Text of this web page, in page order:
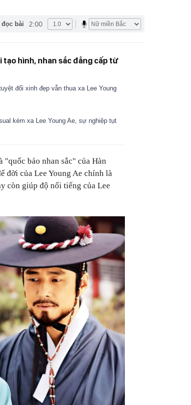
đọc bài 2:00
tạo hình, nhan sắc đẳng cấp từ
đối xinh đẹp vẫn thua xa Lee Young
kém xa Lee Young Ae, sự nghiệp tụt
"quốc bảo nhan sắc" của Hàn
đời của Lee Young Ae chính là
còn giúp độ nổi tiếng của Lee